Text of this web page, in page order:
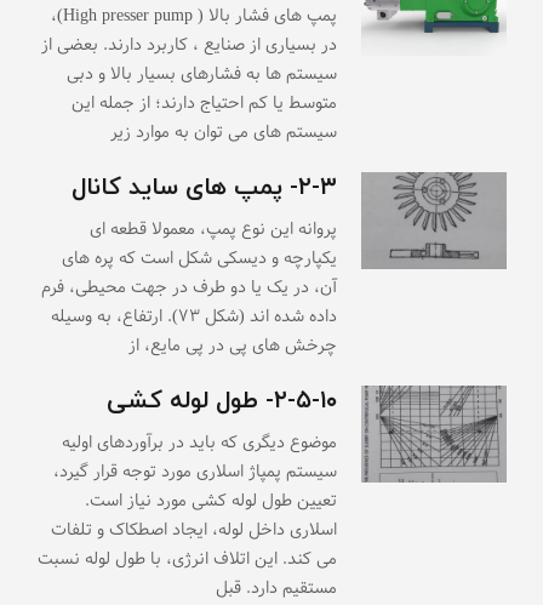
پمپ های فشار بالا ( High presser pump)،
در بسیاری از صنایع ، کاربرد دارند. بعضی از
سیستم ها به فشارهای بسیار بالا و دبی
متوسط یا کم احتیاج دارند؛ از جمله این
سیستم های می توان به موارد زیر
۲-۳- پمپ های ساید کانال
پروانه این نوع پمپ، معمولا قطعه ای
یکپارچه و دیسکی شکل است که پره های
آن، در یک یا دو طرف در جهت محیطی، فرم
داده شده اند (شکل ۷۳). ارتفاع، به وسیله
چرخش های پی در پی مایع، از
۲-۵-۱۰- طول لوله کشی
موضوع دیگری که باید در برآوردهای اولیه
سیستم پمپاژ اسلاری مورد توجه قرار گیرد،
تعیین طول لوله کشی مورد نیاز است.
اسلاری داخل لوله، ایجاد اصطکاک و تلفات
می کند. این اتلاف انرژی، با طول لوله نسبت
مستقیم دارد. قبل